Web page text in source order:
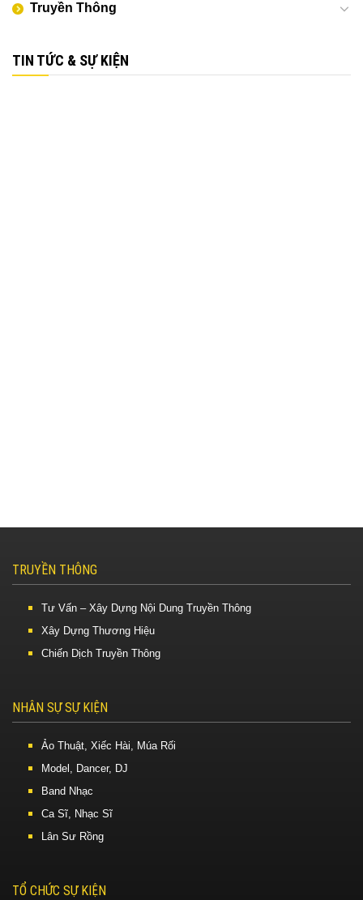
Truyền Thông
TIN TỨC & SỰ KIỆN
TRUYỀN THÔNG
Tư Vấn – Xây Dựng Nội Dung Truyền Thông
Xây Dựng Thương Hiệu
Chiến Dịch Truyền Thông
NHÂN SỰ SỰ KIỆN
Ảo Thuật, Xiếc Hài, Múa Rối
Model, Dancer, DJ
Band Nhạc
Ca Sĩ, Nhạc Sĩ
Lân Sư Rồng
TỔ CHỨC SỰ KIỆN